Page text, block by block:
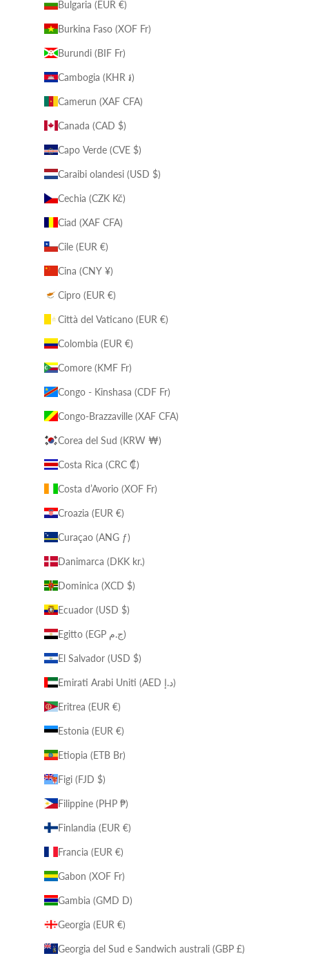
Bulgaria (EUR €)
Burkina Faso (XOF Fr)
Burundi (BIF Fr)
Cambogia (KHR ៛)
Camerun (XAF CFA)
Canada (CAD $)
Capo Verde (CVE $)
Caraibi olandesi (USD $)
Cechia (CZK Kč)
Ciad (XAF CFA)
Cile (EUR €)
Cina (CNY ¥)
Cipro (EUR €)
Città del Vaticano (EUR €)
Colombia (EUR €)
Comore (KMF Fr)
Congo - Kinshasa (CDF Fr)
Congo-Brazzaville (XAF CFA)
Corea del Sud (KRW ₩)
Costa Rica (CRC ₡)
Costa d’Avorio (XOF Fr)
Croazia (EUR €)
Curaçao (ANG ƒ)
Danimarca (DKK kr.)
Dominica (XCD $)
Ecuador (USD $)
Egitto (EGP ج.م)
El Salvador (USD $)
Emirati Arabi Uniti (AED د.إ)
Eritrea (EUR €)
Estonia (EUR €)
Etiopia (ETB Br)
Figi (FJD $)
Filippine (PHP ₱)
Finlandia (EUR €)
Francia (EUR €)
Gabon (XOF Fr)
Gambia (GMD D)
Georgia (EUR €)
Georgia del Sud e Sandwich australi (GBP £)